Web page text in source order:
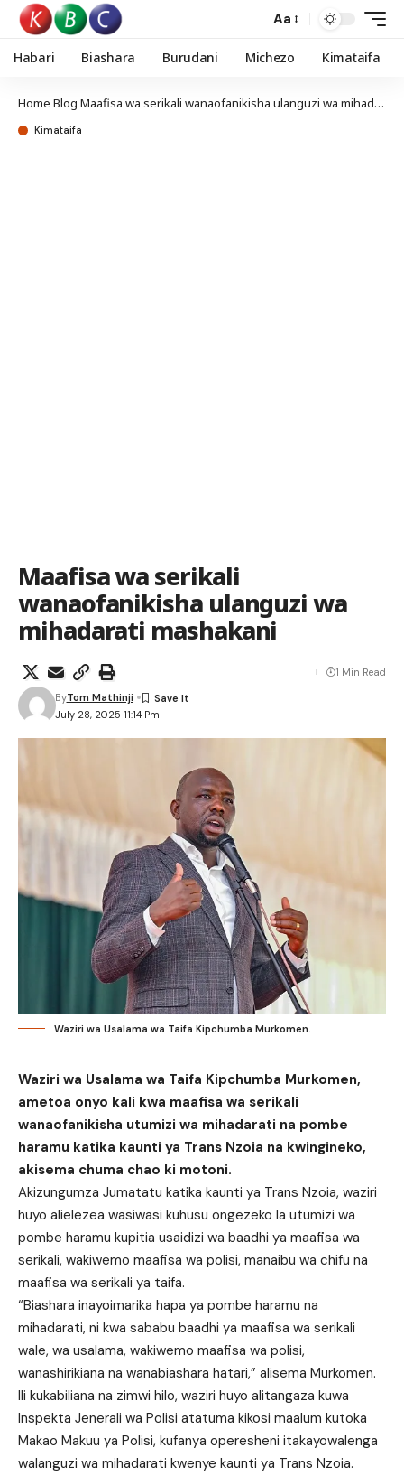
Aa
Habari Biashara Burudani Michezo Kimataifa
Home Blog Maafisa wa serikali wanaofanikisha ulanguzi wa mihadarati mashakani
Kimataifa
Maafisa wa serikali
wanaofanikisha ulanguzi wa
mihadarati mashakani
July 28, 2025 11:14 Pm
ByTom Mathinji
1 Min Read
Waziri wa Usalama wa Taifa Kipchumba Murkomen.
Waziri wa Usalama wa Taifa Kipchumba Murkomen,
ametoa onyo kali kwa maafisa wa serikali
wanaofanikisha utumizi wa mihadarati na pombe
haramu katika kaunti ya Trans Nzoia na kwingineko,
akisema chuma chao ki motoni.
Akizungumza Jumatatu katika kaunti ya Trans Nzoia, waziri
huyo alielezea wasiwasi kuhusu ongezeko la utumizi wa
pombe haramu kupitia usaidizi wa baadhi ya maafisa wa
serikali, wakiwemo maafisa wa polisi, manaibu wa chifu na
maafisa wa serikali ya taifa.
“Biashara inayoimarika hapa ya pombe haramu na
mihadarati, ni kwa sababu baadhi ya maafisa wa serikali
wale, wa usalama, wakiwemo maafisa wa polisi,
wanashirikiana na wanabiashara hatari,” alisema Murkomen.
Ili kukabiliana na zimwi hilo, waziri huyo alitangaza kuwa
Inspekta Jenerali wa Polisi atatuma kikosi maalum kutoka
Makao Makuu ya Polisi, kufanya operesheni itakayowalenga
walanguzi wa mihadarati kwenye kaunti ya Trans Nzoia.